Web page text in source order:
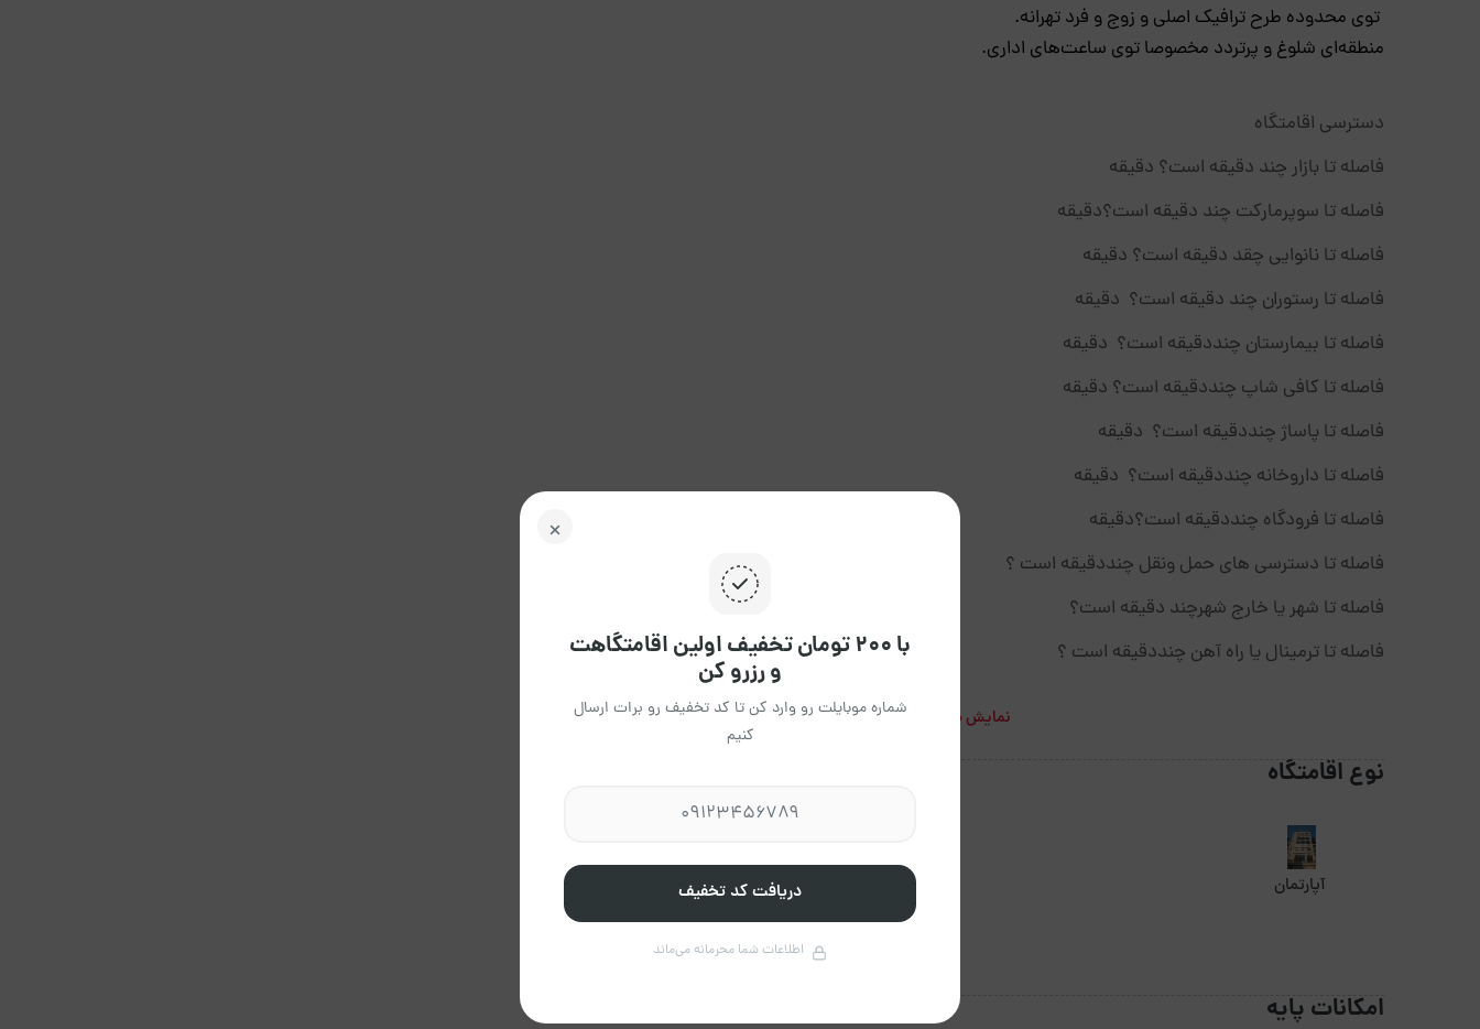
توی محدوده طرح ترافیک اصلی و زوج و فرد تهرانه.
منطقه‌ای شلوغ و پرتردد مخصوصا توی ساعت‌های اداری.
دسترسی اقامتگاه
فاصله تا بازار چند دقیقه است؟ دقیقه
فاصله تا سوپرمارکت چند دقیقه است؟دقیقه
فاصله تا نانوایی چقد دقیقه است؟ دقیقه
فاصله تا رستوران چند دقیقه است؟ دقیقه
فاصله تا بیمارستان چنددقیقه است؟ دقیقه
فاصله تا کافی شاپ چنددقیقه است؟ دقیقه
فاصله تا پاساژ چنددقیقه است؟ دقیقه
فاصله تا داروخانه چنددقیقه است؟ دقیقه
فاصله تا فرودگاه چنددقیقه است؟دقیقه
فاصله تا دسترسی های حمل ونقل چنددقیقه است ؟
فاصله تا شهر یا خارج شهرچند دقیقه است؟
فاصله تا ترمینال یا راه آهن چنددقیقه است ؟
نمایش بیشتر
نوع اقامتگاه
آپارتمان
امکانات پایه
با ۲۰۰ تومان تخفیف اولین اقامتگاهت
و رزرو کن
شماره موبایلت رو وارد کن تا کد تخفیف رو برات ارسال
کنیم
دریافت کد تخفیف
اطلاعات شما محرمانه می‌ماند